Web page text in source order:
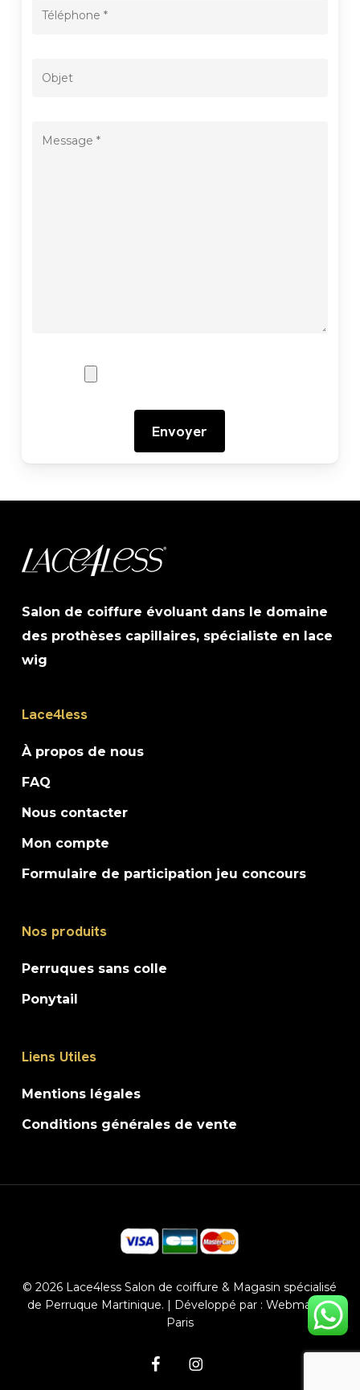
Salon de coiffure évoluant dans le domaine
des prothèses capillaires, spécialiste en lace
wig
Lace4less
À propos de nous
FAQ
Nous contacter
Mon compte
Formulaire de participation jeu concours
Nos produits
Perruques sans colle
Ponytail
Liens Utiles
Mentions légales
Conditions générales de vente
© 2026 Lace4less Salon de coiffure & Magasin spécialisé
de Perruque Martinique. | Développé par : Webmaster
Paris
facebookinstagram